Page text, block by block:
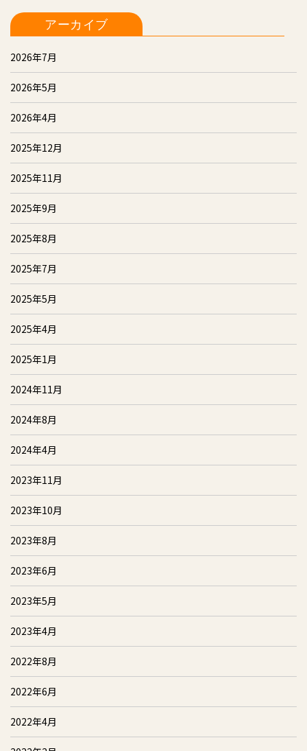
アーカイブ
2026年7月
2026年5月
2026年4月
2025年12月
2025年11月
2025年9月
2025年8月
2025年7月
2025年5月
2025年4月
2025年1月
2024年11月
2024年8月
2024年4月
2023年11月
2023年10月
2023年8月
2023年6月
2023年5月
2023年4月
2022年8月
2022年6月
2022年4月